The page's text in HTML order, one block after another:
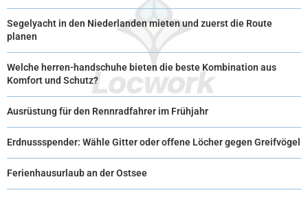
Segelyacht in den Niederlanden mieten und zuerst die Route
planen
Welche herren-handschuhe bieten die beste Kombination aus
Komfort und Schutz?
Ausrüstung für den Rennradfahrer im Frühjahr
Erdnussspender: Wähle Gitter oder offene Löcher gegen Greifvögel
Ferienhausurlaub an der Ostsee